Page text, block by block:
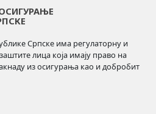
Српске има регулаторну и
лица која имају право на
из осигурања као и добробит